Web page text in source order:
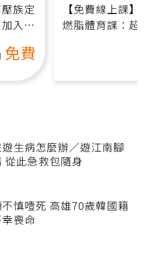
族定
入行
免費
【免費線上課
燃脂體育課：超
生病怎麼辦／遊江南腳
從此急救包隨身
慎噎死 高雄70歲韓國籍
喪命